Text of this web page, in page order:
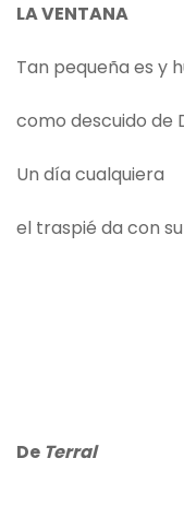
LA VENTANA
Tan pequeña es y
como descuido de
Un día cualquiera
el traspié da con
De Terral